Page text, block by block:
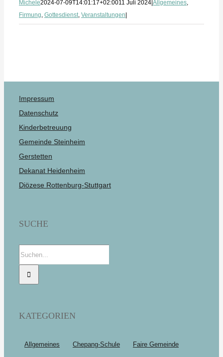
Michele2024-07-09T14:01:17+02:0011 Juli 2024 Allgemeines,
Firmung, Gottesdienst, Veranstaltungen
Impressum
Datenschutz
Kinderbetreuung
Gemeinde Steinheim
Gerstetten
Dekanat Heidenheim
Diözese Rottenburg-Stuttgart
SUCHE
Suche
nach:
KATEGORIEN
Allgemeines Chepang-Schule Faire Gemeinde